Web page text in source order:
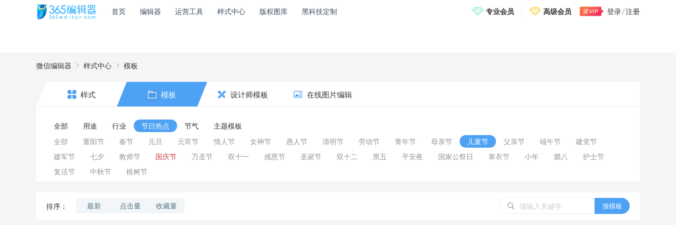
首页 编辑器 运营工具 样式中心 版权图库 黑科技定制 专业会员 高级会员 登录 注册
微信编辑器 样式中心 模板
样式 模板 设计师模板 在线图片编辑
全部 用途 行业
节日热点
全部
重阳节 春节 元旦 元宵节 情人节 女神节 愚人节 清明节 劳动节 青年节 母亲节 儿童节 父亲节 端午节
建党节
建军节
七夕 教师节 国庆节 万圣节 双十一 感恩节 圣诞节 双十二 黑五 平安夜 国家公祭日 寒衣节 小年 腊八
护士节
复活节
中秋节 植树节
节气 主题模板
排序： 最新 点击量 收藏量 搜模板